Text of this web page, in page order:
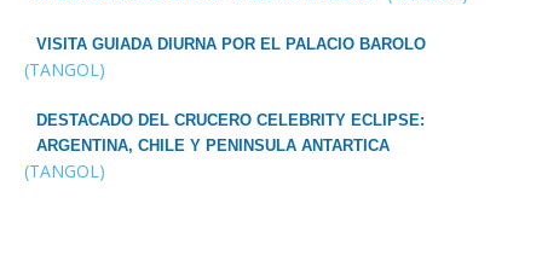
VISITA GUIADA DIURNA POR EL PALACIO BAROLO
(TANGOL)
DESTACADO DEL CRUCERO CELEBRITY ECLIPSE:
ARGENTINA, CHILE Y PENINSULA ANTARTICA
(TANGOL)